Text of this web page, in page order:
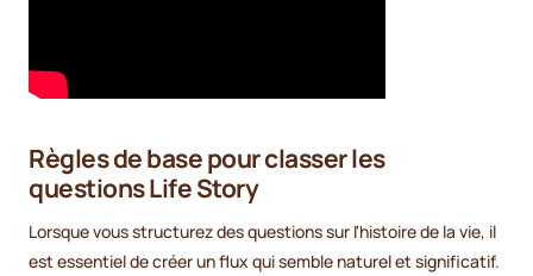
Règles de base pour classer les
questions Life Story
Lorsque vous structurez des questions sur l'histoire de la vie, il
est essentiel de créer un flux qui semble naturel et significatif.